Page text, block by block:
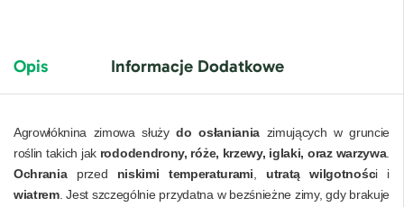
Opis Informacje Dodatkowe
Agrowłóknina zimowa służydo osłaniania zimujących w gruncie
roślin takich jak rododendrony, róże, krzewy, iglaki, oraz warzywa.
Ochrania przed niskimi temperaturami utratą wilgotności i
wiatrem. Jest szczególnie przydatna w bezśnieżne zimy, gdy brakuje